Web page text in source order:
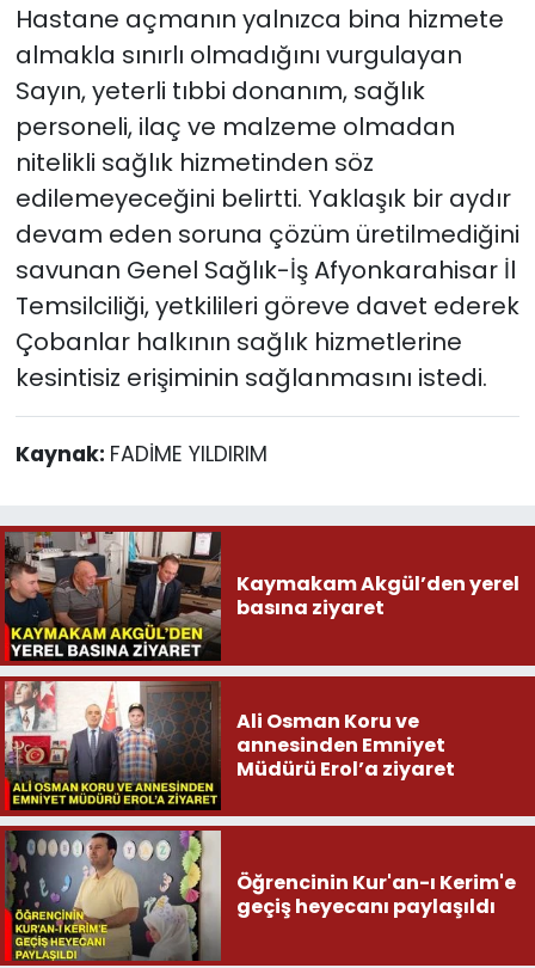
Hastane açmanın yalnızca bina hizmete
almakla sınırlı olmadığını vurgulayan
Sayın, yeterli tıbbi donanım, sağlık
personeli, ilaç ve malzeme olmadan
nitelikli sağlık hizmetinden söz
edilemeyeceğini belirtti. Yaklaşık bir aydır
devam eden soruna çözüm üretilmediğini
savunan Genel Sağlık-İş Afyonkarahisar İl
Temsilciliği, yetkilileri göreve davet ederek
Çobanlar halkının sağlık hizmetlerine
kesintisiz erişiminin sağlanmasını istedi.
Kaynak: FADİME YILDIRIM
Kaymakam Akgül’den yerel
basına ziyaret
Ali Osman Koru ve
annesinden Emniyet
Müdürü Erol’a ziyaret
Öğrencinin Kur'an-ı Kerim'e
geçiş heyecanı paylaşıldı